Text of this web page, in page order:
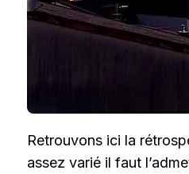
Retrouvons ici la
assez varié il faut